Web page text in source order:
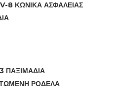
8 ΚΩΝΙΚΑ ΑΣΦΑΛΕΙΑΣ
ΠΑΞΙΜΑΔΙΑ
ΡΟΔΕΛΑ